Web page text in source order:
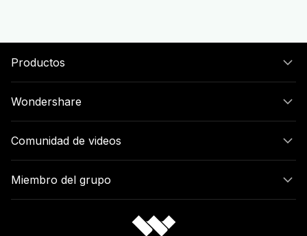
Productos
Wondershare
Comunidad de videos
Miembro del grupo